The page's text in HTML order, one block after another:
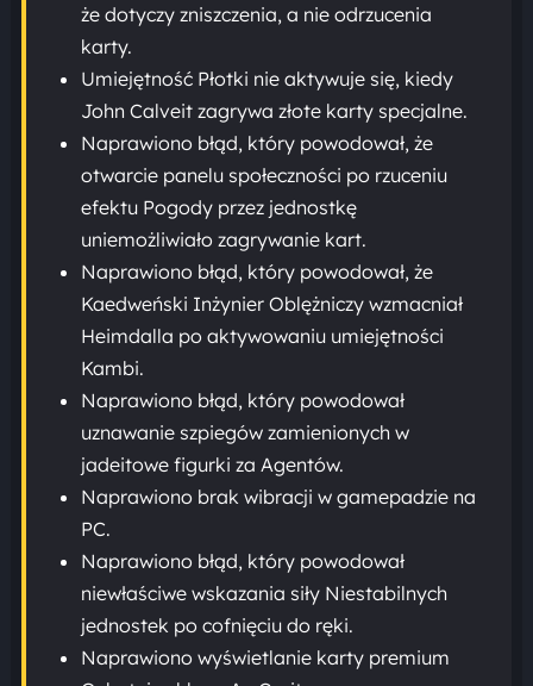
że dotyczy zniszczenia, a nie odrzucenia
karty.
Umiejętność Płotki nie aktywuje się, kiedy
John Calveit zagrywa złote karty specjalne.
Naprawiono błąd, który powodował, że
otwarcie panelu społeczności po rzuceniu
efektu Pogody przez jednostkę
uniemożliwiało zagrywanie kart.
Naprawiono błąd, który powodował, że
Kaedweński Inżynier Oblężniczy wzmacniał
Heimdalla po aktywowaniu umiejętności
Kambi.
Naprawiono błąd, który powodował
uznawanie szpiegów zamienionych w
jadeitowe figurki za Agentów.
Naprawiono brak wibracji w gamepadzie na
PC.
Naprawiono błąd, który powodował
niewłaściwe wskazania siły Niestabilnych
jednostek po cofnięciu do ręki.
Naprawiono wyświetlanie karty premium